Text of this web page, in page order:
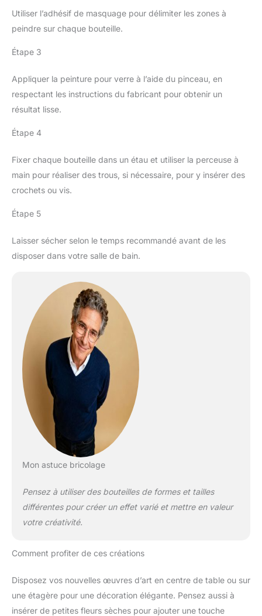
Utiliser l’adhésif de masquage pour délimiter les zones à
peindre sur chaque bouteille.
Étape 3
Appliquer la peinture pour verre à l’aide du pinceau, en
respectant les instructions du fabricant pour obtenir un
résultat lisse.
Étape 4
Fixer chaque bouteille dans un étau et utiliser la perceuse à
main pour réaliser des trous, si nécessaire, pour y insérer des
crochets ou vis.
Étape 5
Laisser sécher selon le temps recommandé avant de les
disposer dans votre salle de bain.
Mon astuce bricolage
Pensez à utiliser des bouteilles de formes et tailles
différentes pour créer un effet varié et mettre en valeur
votre créativité.
Comment profiter de ces créations
Disposez vos nouvelles œuvres d’art en centre de table ou sur
une étagère pour une décoration élégante. Pensez aussi à
insérer de petites fleurs sèches pour ajouter une touche